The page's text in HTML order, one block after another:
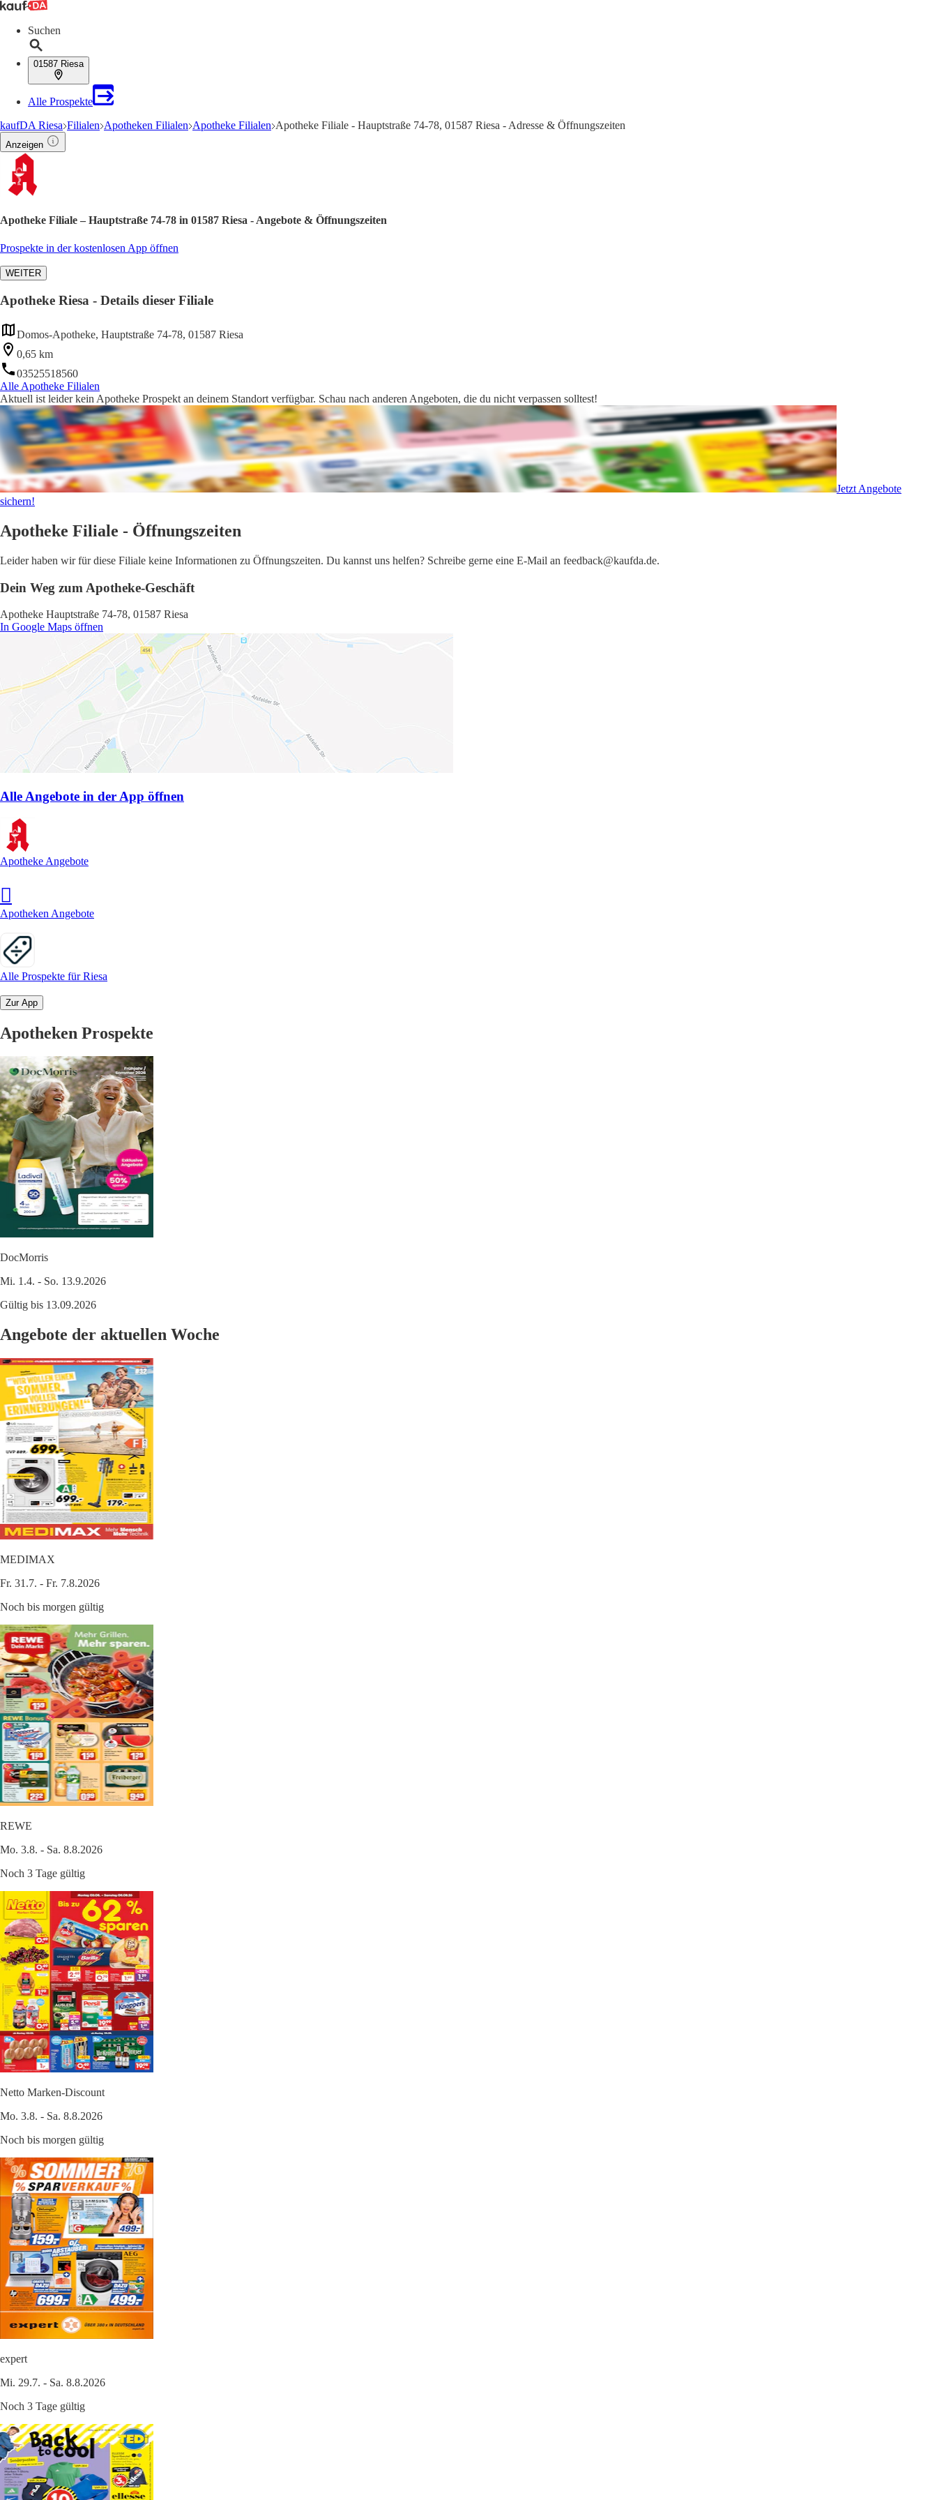
Suchen
01587 Riesa
Alle Prospekte
kaufDA Riesa Filialen Apotheken Filialen Apotheke Filialen Apotheke Filiale - Hauptstraße 74-78, 01587 Riesa - Adresse & Öffnungszeiten
Anzeigen
Apotheke Filiale – Hauptstraße 74-78 in 01587 Riesa - Angebote & Öffnungszeiten
Prospekte in der kostenlosen App öffnen
WEITER
Apotheke Riesa - Details dieser Filiale
Domos-Apotheke, Hauptstraße 74-78, 01587 Riesa
0,65 km
03525518560
Alle Apotheke Filialen
Aktuell ist leider kein Apotheke Prospekt an deinem Standort verfügbar. Schau nach anderen Angeboten, die du nicht verpassen solltest!
Jetzt Angebote
sichern!
Apotheke Filiale - Öffnungszeiten
Leider haben wir für diese Filiale keine Informationen zu Öffnungszeiten. Du kannst uns helfen? Schreibe gerne eine E-Mail an feedback@kaufda.de.
Dein Weg zum Apotheke-Geschäft
Apotheke Hauptstraße 74-78, 01587 Riesa
In Google Maps öffnen
Alle Angebote in der App öffnen
Apotheke Angebote
Apotheken Angebote
Alle Prospekte für Riesa
Zur App
Apotheken Prospekte
DocMorris
Mi. 1.4. - So. 13.9.2026
Gültig bis 13.09.2026
Angebote der aktuellen Woche
MEDIMAX
Fr. 31.7. - Fr. 7.8.2026
Noch bis morgen gültig
REWE
Mo. 3.8. - Sa. 8.8.2026
Noch 3 Tage gültig
Netto Marken-Discount
Mo. 3.8. - Sa. 8.8.2026
Noch bis morgen gültig
expert
Mi. 29.7. - Sa. 8.8.2026
Noch 3 Tage gültig